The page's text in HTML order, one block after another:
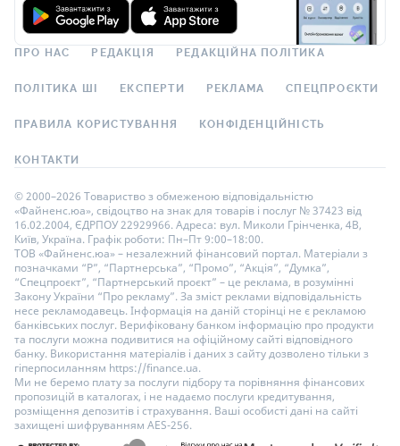
ПРО НАС РЕДАКЦІЯ РЕДАКЦІЙНА ПОЛІТИКА
ПОЛІТИКА ШІ ЕКСПЕРТИ РЕКЛАМА СПЕЦПРОЄКТИ
ПРАВИЛА КОРИСТУВАННЯ КОНФІДЕНЦІЙНІСТЬ
КОНТАКТИ
© 2000–2026 Товариство з обмеженою відповідальністю
«Файненс.юа», свідоцтво на знак для товарів і послуг № 37423 від
16.02.2004, ЄДРПОУ 22929966. Адреса: вул. Миколи Грінченка, 4В,
Київ, Україна. Графік роботи: Пн–Пт 9:00–18:00.
ТОВ «Файненс.юа» – незалежний фінансовий портал. Матеріали з
позначками “Р”, “Партнерська”, “Промо”, “Акція”, “Думка”,
“Спецпроєкт”, “Партнерський проєкт” – це реклама, в розумінні
Закону України “Про рекламу”. За зміст реклами відповідальність
несе рекламодавець. Інформація на даній сторінці не є рекламою
банківських послуг. Верифіковану банком інформацію про продукти
та послуги можна подивитися на офіційному сайті відповідного
банку. Використання матеріалів і даних з сайту дозволено тільки з
гіперпосиланням https://finance.ua.
Ми не беремо плату за послуги підбору та порівняння фінансових
пропозицій в каталогах, і не надаємо послуги кредитування,
розміщення депозитів і страхування. Ваші особисті дані на сайті
захищені шифруванням AES-256.